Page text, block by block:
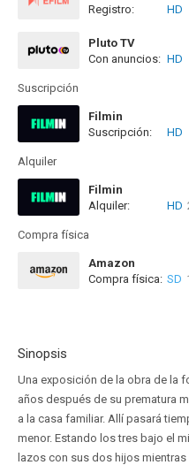
Registro:
HD
Pluto TV
Con anuncios: HD
Suscripción
Filmin
Disponible hasta el
Suscripción: HD
Alquiler
Filmin
Disponible hasta el
Alquiler: HD
Compra física
Amazon
Compra física: SD
Sinopsis
Una exposición de la obra de la
años después de su prematura
a la casa familiar. Allí pasará
menor. Estando los tres bajo el
lazos con sus dos hijos